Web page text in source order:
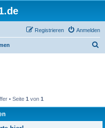
Anmelden
Registrieren
• Seite 1 von 1